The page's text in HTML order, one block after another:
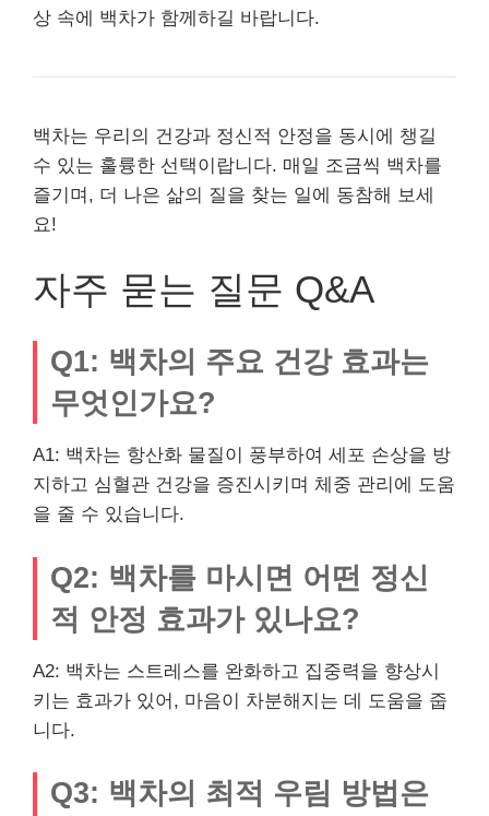
상 속에 백차가 함께하길 바랍니다.
백차는 우리의 건강과 정신적 안정을 동시에 챙길
수 있는 훌륭한 선택이랍니다. 매일 조금씩 백차를
즐기며, 더 나은 삶의 질을 찾는 일에 동참해 보세
요!
자주 묻는 질문 Q&A
Q1: 백차의 주요 건강 효과는
무엇인가요?
A1: 백차는 항산화 물질이 풍부하여 세포 손상을 방
지하고 심혈관 건강을 증진시키며 체중 관리에 도움
을 줄 수 있습니다.
Q2: 백차를 마시면 어떤 정신
적 안정 효과가 있나요?
A2: 백차는 스트레스를 완화하고 집중력을 향상시
키는 효과가 있어, 마음이 차분해지는 데 도움을 줍
니다.
Q3: 백차의 최적 우림 방법은